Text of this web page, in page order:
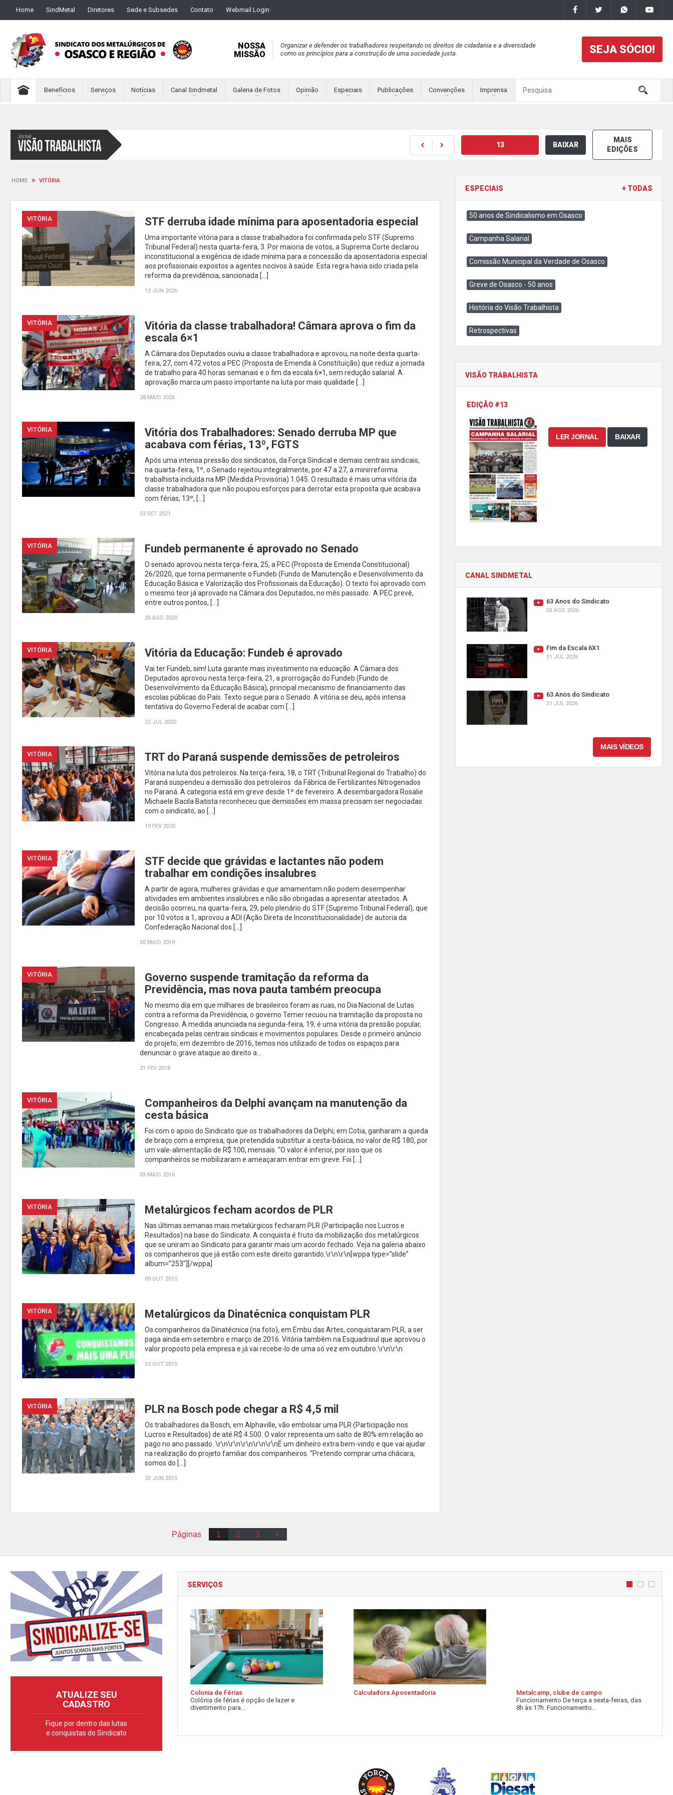
Home SindMetal Diretores Sede e Subsedes Contato Webmail Login
NOSSA
MISSÃO
Organizar e defender os trabalhadores respeitando os direitos de cidadania e a diversidade
como os princípios para a construção de uma sociedade justa.
SEJA SÓCIO!
Benefícios Serviços Notícias Canal Sindmetal Galeria de Fotos Opinião Especiais Publicações Convenções Imprensa
13 BAIXAR
MAIS
EDIÇÕES
HOME » VITÓRIA
VITÓRIA STF derruba idade mínima para aposentadoria especial
Uma importante vitória para a classe trabalhadora foi confirmada pelo STF (Supremo
Tribunal Federal) nesta quarta-feira, 3. Por maioria de votos, a Suprema Corte declarou
inconstitucional a exigência de idade mínima para a concessão da aposentadoria especial
aos profissionais expostos a agentes nocivos à saúde. Esta regra havia sido criada pela
reforma da previdência, sancionada […]
12 JUN 2026
VITÓRIA
Vitória da classe trabalhadora! Câmara aprova o fim da
escala 6×1
A Câmara dos Deputados ouviu a classe trabalhadora e aprovou, na noite desta quarta-
feira, 27, com 472 votos a PEC (Proposta de Emenda à Constituição) que reduz a jornada
de trabalho para 40 horas semanais e o fim da escala 6×1, sem redução salarial. A
aprovação marca um passo importante na luta por mais qualidade […]
28 MAIO 2026
VITÓRIA
Vitória dos Trabalhadores: Senado derruba MP que
acabava com férias, 13º, FGTS
Após uma intensa pressão dos sindicatos, da Força Sindical e demais centrais sindicais,
na quarta-feira, 1º, o Senado rejeitou integralmente, por 47 a 27, a minirreforma
trabalhista incluída na MP (Medida Provisória) 1.045. O resultado é mais uma vitória da
classe trabalhadora que não poupou esforços para derrotar esta proposta que acabava
com férias, 13º, […]
02 SET 2021
VITÓRIA Fundeb permanente é aprovado no Senado
O senado aprovou nesta terça-feira, 25, a PEC (Proposta de Emenda Constitucional)
26/2020, que torna permanente o Fundeb (Fundo de Manutenção e Desenvolvimento da
Educação Básica e Valorização dos Profissionais da Educação). O texto foi aprovado com
o mesmo teor já aprovado na Câmara dos Deputados, no mês passado. A PEC prevê,
entre outros pontos, […]
26 AGO 2020
VITÓRIA Vitória da Educação: Fundeb é aprovado
Vai ter Fundeb, sim! Luta garante mais investimento na educação. A Câmara dos
Deputados aprovou nesta terça-feira, 21, a prorrogação do Fundeb (Fundo de
Desenvolvimento da Educação Básica), principal mecanismo de financiamento das
escolas públicas do País. Texto segue para o Senado. A vitória se deu, após intensa
tentativa do Governo Federal de acabar com […]
22 JUL 2020
VITÓRIA TRT do Paraná suspende demissões de petroleiros
Vitória na luta dos petroleiros. Na terça-feira, 18, o TRT (Tribunal Regional do Trabalho) do
Paraná suspendeu a demissão dos petroleiros da Fábrica de Fertilizantes Nitrogenados
no Paraná. A categoria está em greve desde 1º de fevereiro. A desembargadora Rosalie
Michaele Bacila Batista reconheceu que demissões em massa precisam ser negociadas
com o sindicato, ao […]
19 FEV 2020
VITÓRIA
STF decide que grávidas e lactantes não podem
trabalhar em condições insalubres
A partir de agora, mulheres grávidas e que amamentam não podem desempenhar
atividades em ambientes insalubres e não são obrigadas a apresentar atestados. A
decisão ocorreu, na quarta-feira, 29, pelo plenário do STF (Supremo Tribunal Federal), que
por 10 votos a 1, aprovou a ADI (Ação Direta de Inconstitucionalidade) de autoria da
Confederação Nacional dos […]
30 MAIO 2019
VITÓRIA
Governo suspende tramitação da reforma da
Previdência, mas nova pauta também preocupa
No mesmo dia em que milhares de brasileiros foram as ruas, no Dia Nacional de Lutas
contra a reforma da Previdência, o governo Temer recuou na tramitação da proposta no
Congresso. A medida anunciada na segunda-feira, 19, é uma vitória da pressão popular,
encabeçada pelas centrais sindicais e movimentos populares. Desde o primeiro anúncio
do projeto, em dezembro de 2016, temos nos utilizado de todos os espaços para
denunciar o grave ataque ao direito a…
21 FEV 2018
VITÓRIA
Companheiros da Delphi avançam na manutenção da
cesta básica
Foi com o apoio do Sindicato que os trabalhadores da Delphi, em Cotia, ganharam a queda
de braço com a empresa, que pretendida substituir a cesta-básica, no valor de R$ 180, por
um vale-alimentação de R$ 100, mensais. “O valor é inferior, por isso que os
companheiros se mobilizaram e ameaçaram entrar em greve. Foi […]
03 MAIO 2016
VITÓRIA Metalúrgicos fecham acordos de PLR
Nas últimas semanas mais metalúrgicos fecharam PLR (Participação nos Lucros e
Resultados) na base do Sindicato. A conquista é fruto da mobilização dos metalúrgicos
que se uniram ao Sindicato para garantir mais um acordo fechado. Veja na galeria abaixo
os companheiros que já estão com este direito garantido.\r\n\r\n[wppa type=”slide”
album=”253″][/wppa]
09 OUT 2015
VITÓRIA Metalúrgicos da Dinatécnica conquistam PLR
Os companheiros da Dinatécnica (na foto), em Embu das Artes, conquistaram PLR, a ser
paga ainda em setembro e março de 2016. Vitória também na Esquadrisul que aprovou o
valor proposto pela empresa e já vai recebe-lo de uma só vez em outubro.\r\n\r\n
02 OUT 2015
VITÓRIA PLR na Bosch pode chegar a R$ 4,5 mil
Os trabalhadores da Bosch, em Alphaville, vão embolsar uma PLR (Participação nos
Lucros e Resultados) de até R$ 4.500. O valor representa um salto de 80% em relação ao
pago no ano passado. \r\n\r\n\r\n\r\n\r\nÉ um dinheiro extra bem-vindo e que vai ajudar
na realização do projeto familiar dos companheiros. “Pretendo comprar uma chácara,
somos do […]
23 JUN 2015
Páginas 1 2 3 4
ESPECIAIS + TODAS
50 anos de Sindicalismo em Osasco
Campanha Salarial
Comissão Municipal da Verdade de Osasco
Greve de Osasco - 50 anos
História do Visão Trabalhista
Retrospectivas
VISÃO TRABALHISTA
EDIÇÃO #13
LER JORNAL BAIXAR
CANAL SINDMETAL
63 Anos do Sindicato
03 AGO 2026
Fim da Escala 6X1
31 JUL 2026
63 Anos do Sindicato
31 JUL 2026
MAIS VÍDEOS
ATUALIZE SEU
CADASTRO
Fique por dentro das lutas
e conquistas do Sindicato
SERVIÇOS
Colonia de Férias
Colônia de férias é opção de lazer e
divertimento para...
Calculadora Aposentadoria
Metalcamp, clube de campo
Funcionamento De terça a sexta-feiras, das
8h às 17h. Funcionamento...